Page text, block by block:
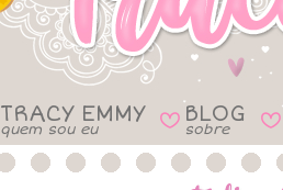
TRACY EMMY
quem sou eu B BLOG
sobre B